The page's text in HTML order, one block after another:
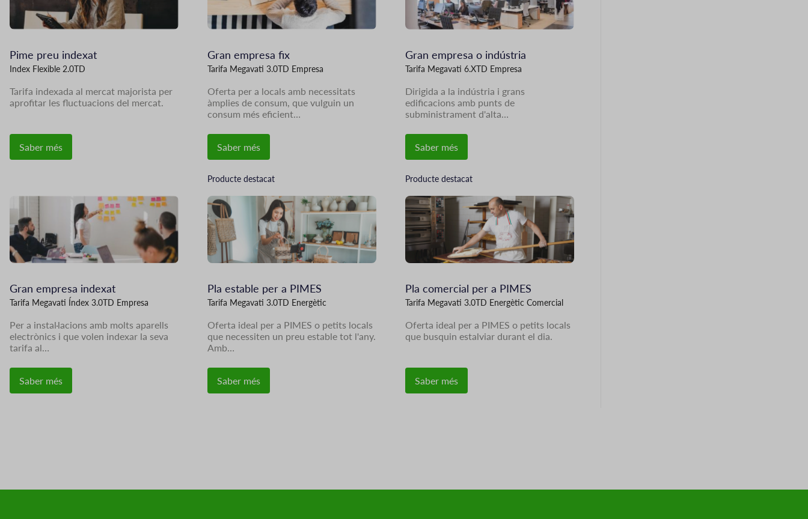
Pime preu indexat
Index Flexible 2.0TD
Tarifa indexada al mercat majorista per
aprofitar les fluctuacions del mercat.
Saber més
Gran empresa fix
Tarifa Megavati 3.0TD Empresa
Oferta per a locals amb necessitats
àmplies de consum, que vulguin un
consum més eficient…
Saber més
Gran empresa o indústria
Tarifa Megavati 6.XTD Empresa
Dirigida a la indústria i grans
edificacions amb punts de
subministrament d'alta…
Saber més
Gran empresa indexat
Tarifa Megavati Índex 3.0TD Empresa
Per a instal·lacions amb molts aparells
electrònics i que volen indexar la seva
tarifa al…
Saber més
Producte destacat
Imatge
Pla estable per a PIMES
Tarifa Megavati 3.0TD Energètic
Oferta ideal per a PIMES o petits locals
que necessiten un preu estable tot l'any.
Amb…
Saber més
Producte destacat
Imatge
Pla comercial per a PIMES
Tarifa Megavati 3.0TD Energètic Comercial
Oferta ideal per a PIMES o petits locals
que busquin estalviar durant el dia.
Saber més